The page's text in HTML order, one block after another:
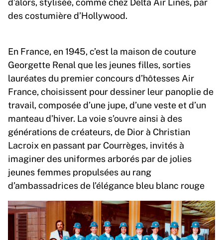
des costumière d’Hollywood.
En France, en 1945, c’est la maison de couture
Georgette Renal que les jeunes filles, sorties
lauréates du premier concours d’hôtesses Air
France, choisissent pour dessiner leur panoplie de
travail, composée d’une jupe, d’une veste et d’un
manteau d’hiver. La voie s’ouvre ainsi à des
générations de créateurs, de Dior à Christian
Lacroix en passant par Courrèges, invités à
imaginer des uniformes arborés par de jolies
jeunes femmes propulsées au rang
d’ambassadrices de l’élégance bleu blanc rouge